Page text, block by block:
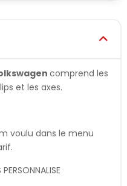
comprend les
et les axes.
voulu dans le menu